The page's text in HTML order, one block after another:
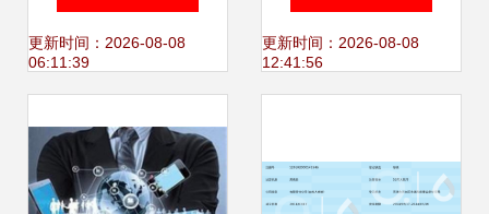
信息技术咨询服务
更新时间：2026-08-08
06:11:39
的情报信息服务商
更新时间：2026-08-08
12:41:56